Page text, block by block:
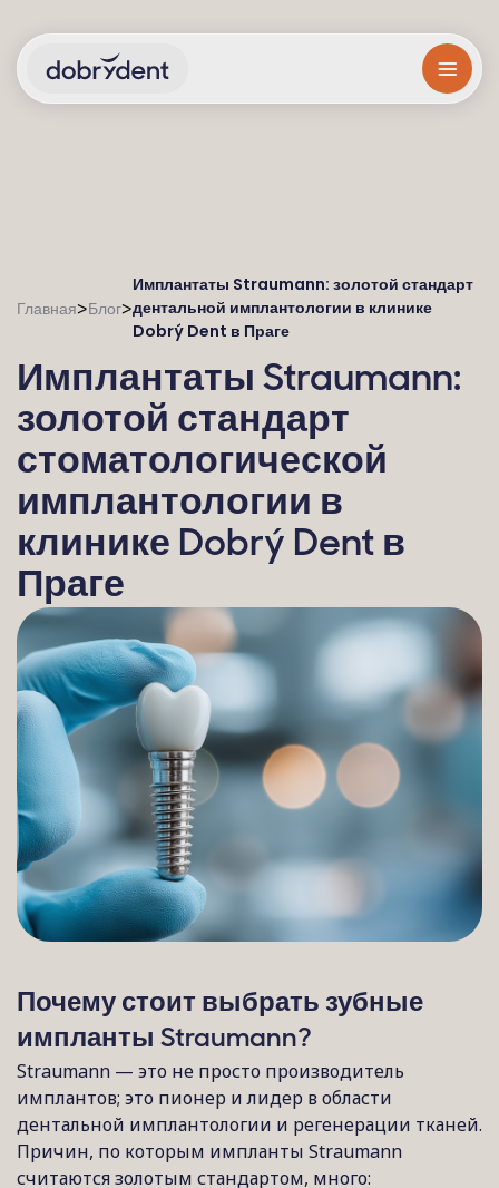
Главная>Блог>
Имплантаты Straumann: золотой стандарт
дентальной имплантологии в клинике
Dobrý Dent в Праге
Имплантаты Straumann:
золотой стандарт
стоматологической
имплантологии в
клинике Dobrý Dent в
Праге
Почему стоит выбрать зубные
импланты Straumann?
Straumann — это не просто производитель
имплантов; это пионер и лидер в области
дентальной имплантологии и регенерации тканей.
Причин, по которым импланты Straumann
считаются золотым стандартом, много: